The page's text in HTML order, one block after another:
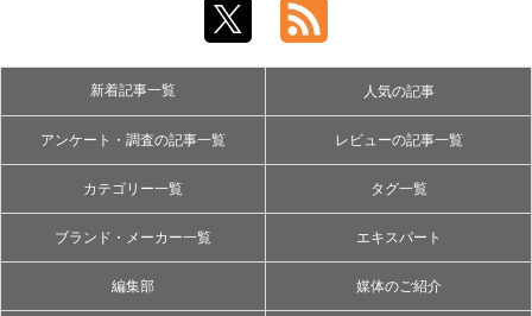
新着記事一覧 人気の記事
アンケート・調査の記事一覧 レビューの記事一覧
カテゴリー一覧 タグ一覧
ブランド・メーカー一覧 エキスパート
編集部 媒体のご紹介